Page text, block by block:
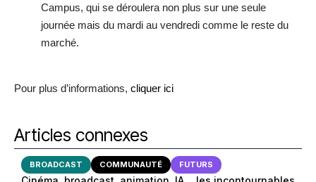
Campus, qui se déroulera non plus sur une seule
journée mais du mardi au vendredi comme le reste du
marché.
Pour plus d’informations, cliquer ici
Articles connexes
BROADCAST COMMUNAUTÉ FUTURS